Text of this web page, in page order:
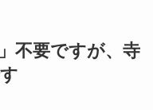
不要ですが、寺